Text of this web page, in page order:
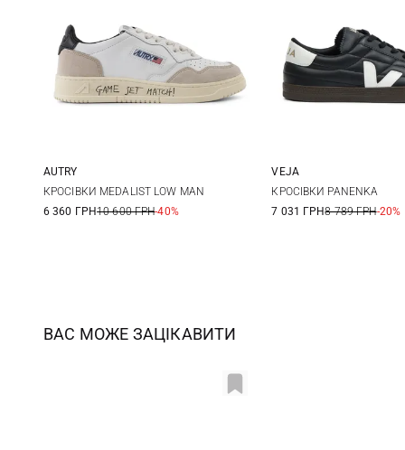
40 41 42
AUTRY
КРОСІВКИ MEDALIST LOW MAN
6 360 ГРН10 600 ГРН-40%
41 42
VEJA
КРОСІВКИ PANENKA
7 031 ГРН8 789 ГРН-20%
ВАС МОЖЕ ЗАЦІКАВИТИ